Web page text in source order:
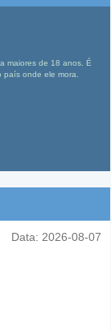
maiores de 18 anos. É
onde ele mora.
Data: 2026-08-07